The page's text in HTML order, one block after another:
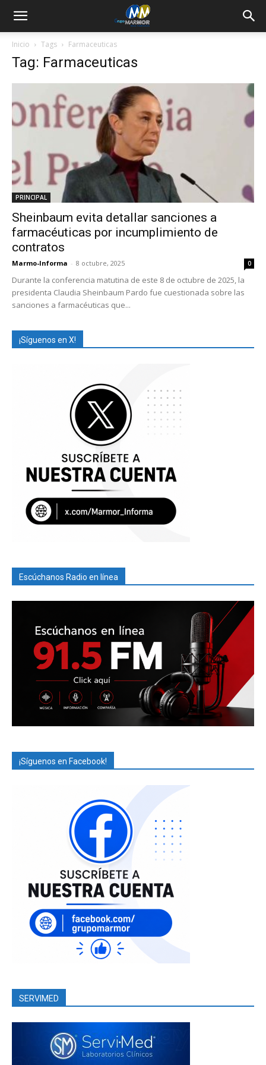
Inicio Tags Farmaceuticas
Tag: Farmaceuticas
PRINCIPAL
Sheinbaum evita detallar sanciones a
farmacéuticas por incumplimiento de
contratos
Marmo-Informa - 8 octubre, 2025 0
Durante la conferencia matutina de este 8 de octubre de 2025, la
presidenta Claudia Sheinbaum Pardo fue cuestionada sobre las
sanciones a farmacéuticas que...
¡Síguenos en X!
Escúchanos Radio en línea
¡Síguenos en Facebook!
SERVIMED